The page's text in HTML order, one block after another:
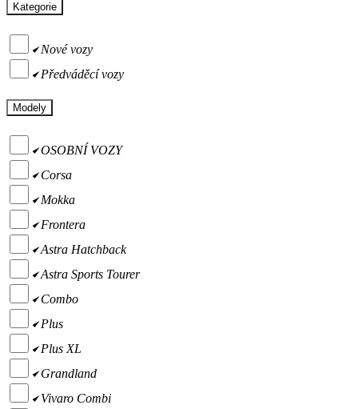
Kategorie
Nové vozy
Předváděcí vozy
Modely
OSOBNÍ VOZY
Corsa
Mokka
Frontera
Astra Hatchback
Astra Sports Tourer
Combo
Plus
Plus XL
Grandland
Vivaro Combi